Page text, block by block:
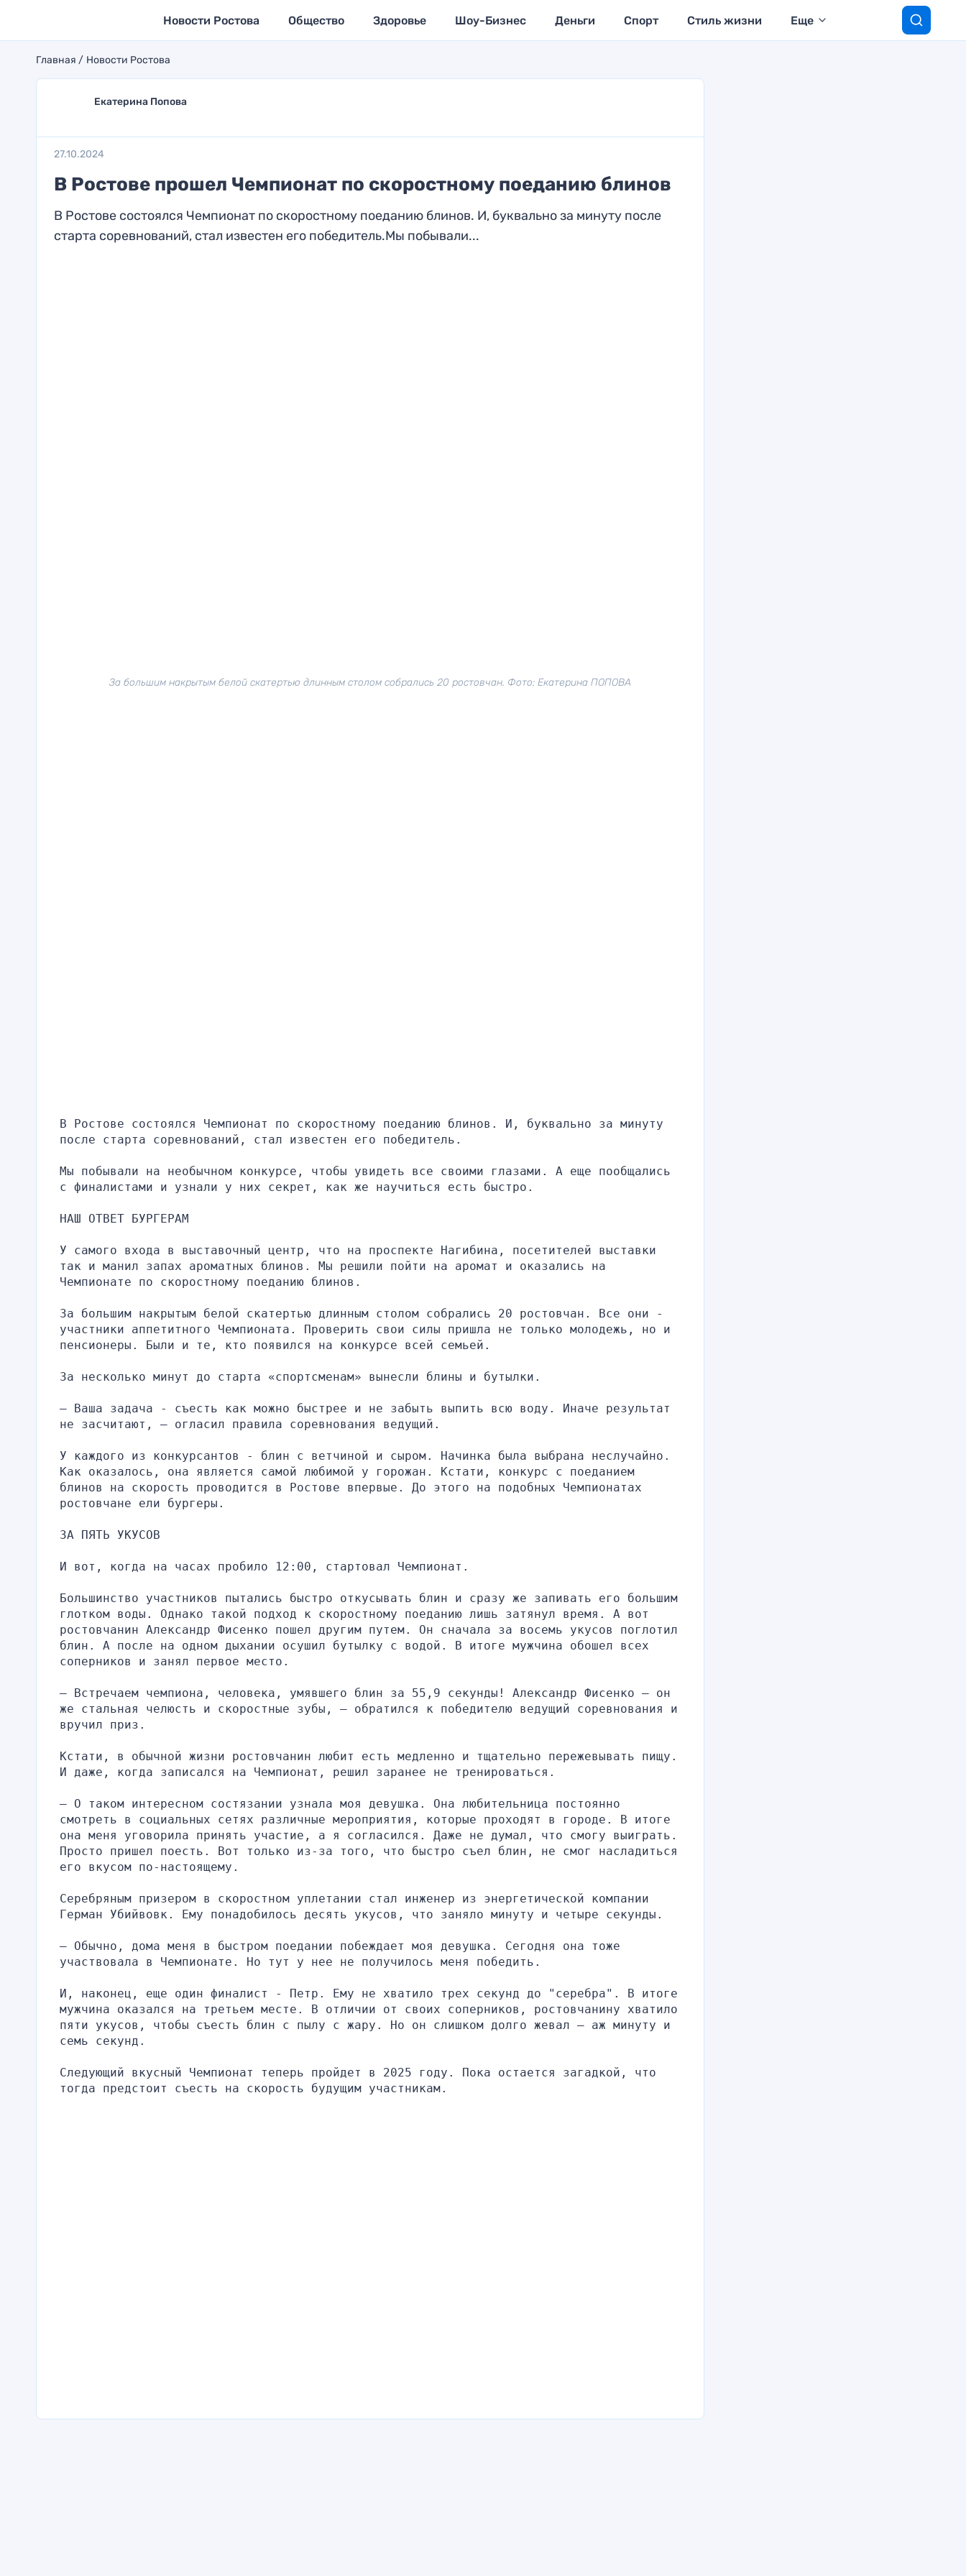
Новости Ростова Общество Здоровье Шоу-Бизнес Деньги Спорт Стиль жизни Еще
Главная Новости Ростова
Екатерина Попова
27.10.2024
В Ростове прошел Чемпионат по скоростному поеданию блинов
В Ростове состоялся Чемпионат по скоростному поеданию блинов. И, буквально за минуту после
старта соревнований, стал известен его победитель.Мы побывали...
За большим накрытым белой скатертью длинным столом собрались 20 ростовчан. Фото: Екатерина ПОПОВА
В Ростове состоялся Чемпионат по скоростному поеданию блинов. И, буквально за минуту
после старта соревнований, стал известен его победитель.
Мы побывали на необычном конкурсе, чтобы увидеть все своими глазами. А еще пообщались
с финалистами и узнали у них секрет, как же научиться есть быстро.
НАШ ОТВЕТ БУРГЕРАМ
У самого входа в выставочный центр, что на проспекте Нагибина, посетителей выставки
так и манил запах ароматных блинов. Мы решили пойти на аромат и оказались на
Чемпионате по скоростному поеданию блинов.
За большим накрытым белой скатертью длинным столом собрались 20 ростовчан. Все они -
участники аппетитного Чемпионата. Проверить свои силы пришла не только молодежь, но и
пенсионеры. Были и те, кто появился на конкурсе всей семьей.
За несколько минут до старта «спортсменам» вынесли блины и бутылки.
– Ваша задача - съесть как можно быстрее и не забыть выпить всю воду. Иначе результат
не засчитают, – огласил правила соревнования ведущий.
У каждого из конкурсантов - блин с ветчиной и сыром. Начинка была выбрана неслучайно.
Как оказалось, она является самой любимой у горожан. Кстати, конкурс с поеданием
блинов на скорость проводится в Ростове впервые. До этого на подобных Чемпионатах
ростовчане ели бургеры.
ЗА ПЯТЬ УКУСОВ
И вот, когда на часах пробило 12:00, стартовал Чемпионат.
Большинство участников пытались быстро откусывать блин и сразу же запивать его большим
глотком воды. Однако такой подход к скоростному поеданию лишь затянул время. А вот
ростовчанин Александр Фисенко пошел другим путем. Он сначала за восемь укусов поглотил
блин. А после на одном дыхании осушил бутылку с водой. В итоге мужчина обошел всех
соперников и занял первое место.
– Встречаем чемпиона, человека, умявшего блин за 55,9 секунды! Александр Фисенко – он
же стальная челюсть и скоростные зубы, – обратился к победителю ведущий соревнования и
вручил приз.
Кстати, в обычной жизни ростовчанин любит есть медленно и тщательно пережевывать пищу.
И даже, когда записался на Чемпионат, решил заранее не тренироваться.
– О таком интересном состязании узнала моя девушка. Она любительница постоянно
смотреть в социальных сетях различные мероприятия, которые проходят в городе. В итоге
она меня уговорила принять участие, а я согласился. Даже не думал, что смогу выиграть.
Просто пришел поесть. Вот только из-за того, что быстро съел блин, не смог насладиться
его вкусом по-настоящему.
Серебряным призером в скоростном уплетании стал инженер из энергетической компании
Герман Убийвовк. Ему понадобилось десять укусов, что заняло минуту и четыре секунды.
– Обычно, дома меня в быстром поедании побеждает моя девушка. Сегодня она тоже
участвовала в Чемпионате. Но тут у нее не получилось меня победить.
И, наконец, еще один финалист - Петр. Ему не хватило трех секунд до "серебра". В итоге
мужчина оказался на третьем месте. В отличии от своих соперников, ростовчанину хватило
пяти укусов, чтобы съесть блин с пылу с жару. Но он слишком долго жевал – аж минуту и
семь секунд.
Следующий вкусный Чемпионат теперь пройдет в 2025 году. Пока остается загадкой, что
тогда предстоит съесть на скорость будущим участникам.